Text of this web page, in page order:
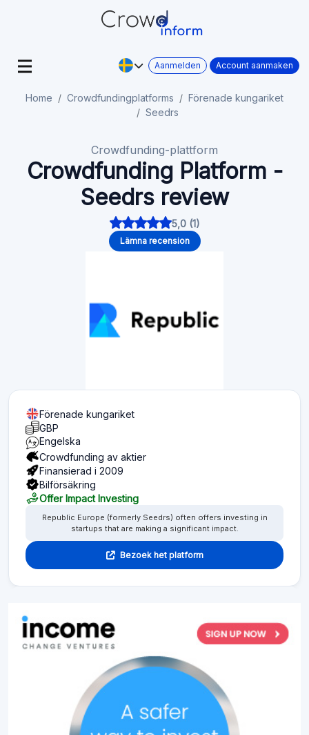
Aanmelden Account aanmaken
Home Crowdfundingplatforms
Förenade kungariket
Seedrs
Crowdfunding-plattform
Crowdfunding Platform -
Seedrs review
5,0 (1)
Lämna recension
Förenade kungariket
GBP
Engelska
Crowdfunding av aktier
Finansierad i 2009
Bilförsäkring
Offer Impact Investing
Republic Europe (formerly Seedrs) often offers investing in
startups that are making a significant impact.
Bezoek het platform